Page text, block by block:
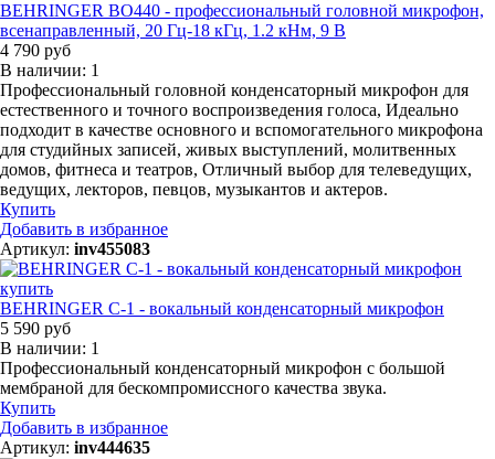
BEHRINGER BO440 - профессиональный головной микрофон,
всенаправленный, 20 Гц-18 кГц, 1.2 кНм, 9 В
4 790 руб
В наличии: 1
Профессиональный головной конденсаторный микрофон для
естественного и точного воспроизведения голоса, Идеально
подходит в качестве основного и вспомогательного микрофона
для студийных записей, живых выступлений, молитвенных
домов, фитнеса и театров, Отличный выбор для телеведущих,
ведущих, лекторов, певцов, музыкантов и актеров.
Купить
Добавить в избранное
Артикул: inv455083
BEHRINGER C-1 - вокальный конденсаторный микрофон
5 590 руб
В наличии: 1
Профессиональный конденсаторный микрофон с большой
мембраной для бескомпромиссного качества звука.
Купить
Добавить в избранное
Артикул: inv444635